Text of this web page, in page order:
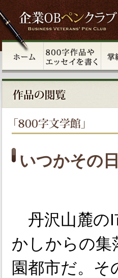
いつかその
丹沢山麓のI
かしからの集
園都市だ。そ